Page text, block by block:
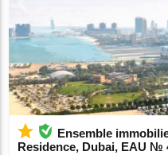
Ensemble
Residence, Dubai, EAU №